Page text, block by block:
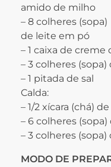
amido de milho
– 8 colheres (sopa)
de leite em pó
– 1 caixa de creme
– 3 colheres (sopa)
– 1 pitada de sal
Calda:
– 1/2 xícara (chá)
– 6 colheres
– 3 colheres
MODO DE